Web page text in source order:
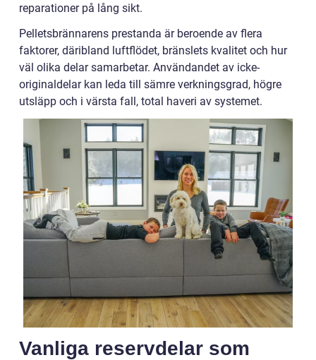
reparationer på lång sikt.
Pelletsbrännarens prestanda är beroende av flera
faktorer, däribland luftflödet, bränslets kvalitet och hur
väl olika delar samarbetar. Användandet av icke-
originaldelar kan leda till sämre verkningsgrad, högre
utsläpp och i värsta fall, total haveri av systemet.
Vanliga reservdelar som